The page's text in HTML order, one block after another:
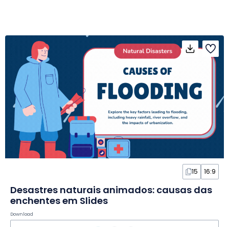
15 16:9
Desastres naturais animados: causas das
enchentes em Slides
Download